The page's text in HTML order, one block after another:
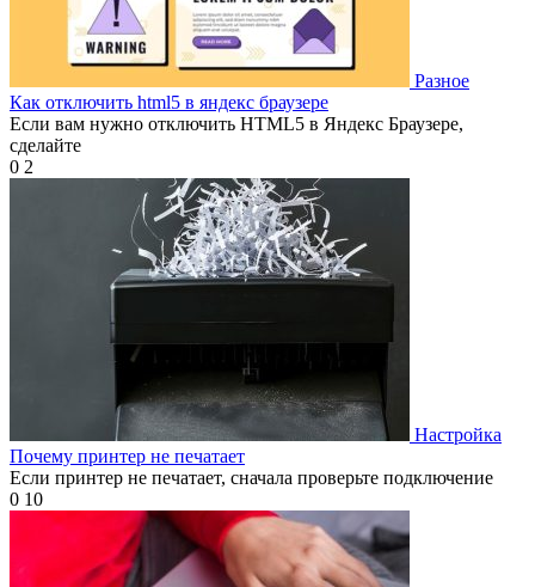
Разное
Как отключить html5 в яндекс браузере
Если вам нужно отключить HTML5 в Яндекс Браузере,
сделайте
0 2
Настройка
Почему принтер не печатает
Если принтер не печатает, сначала проверьте подключение
0 10